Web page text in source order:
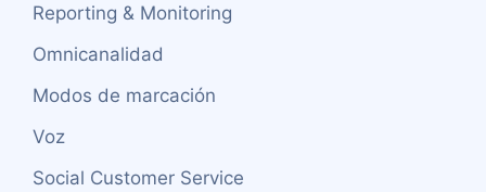
Reporting & Monitoring
Omnicanalidad
Modos de marcación
Voz
Social Customer Service